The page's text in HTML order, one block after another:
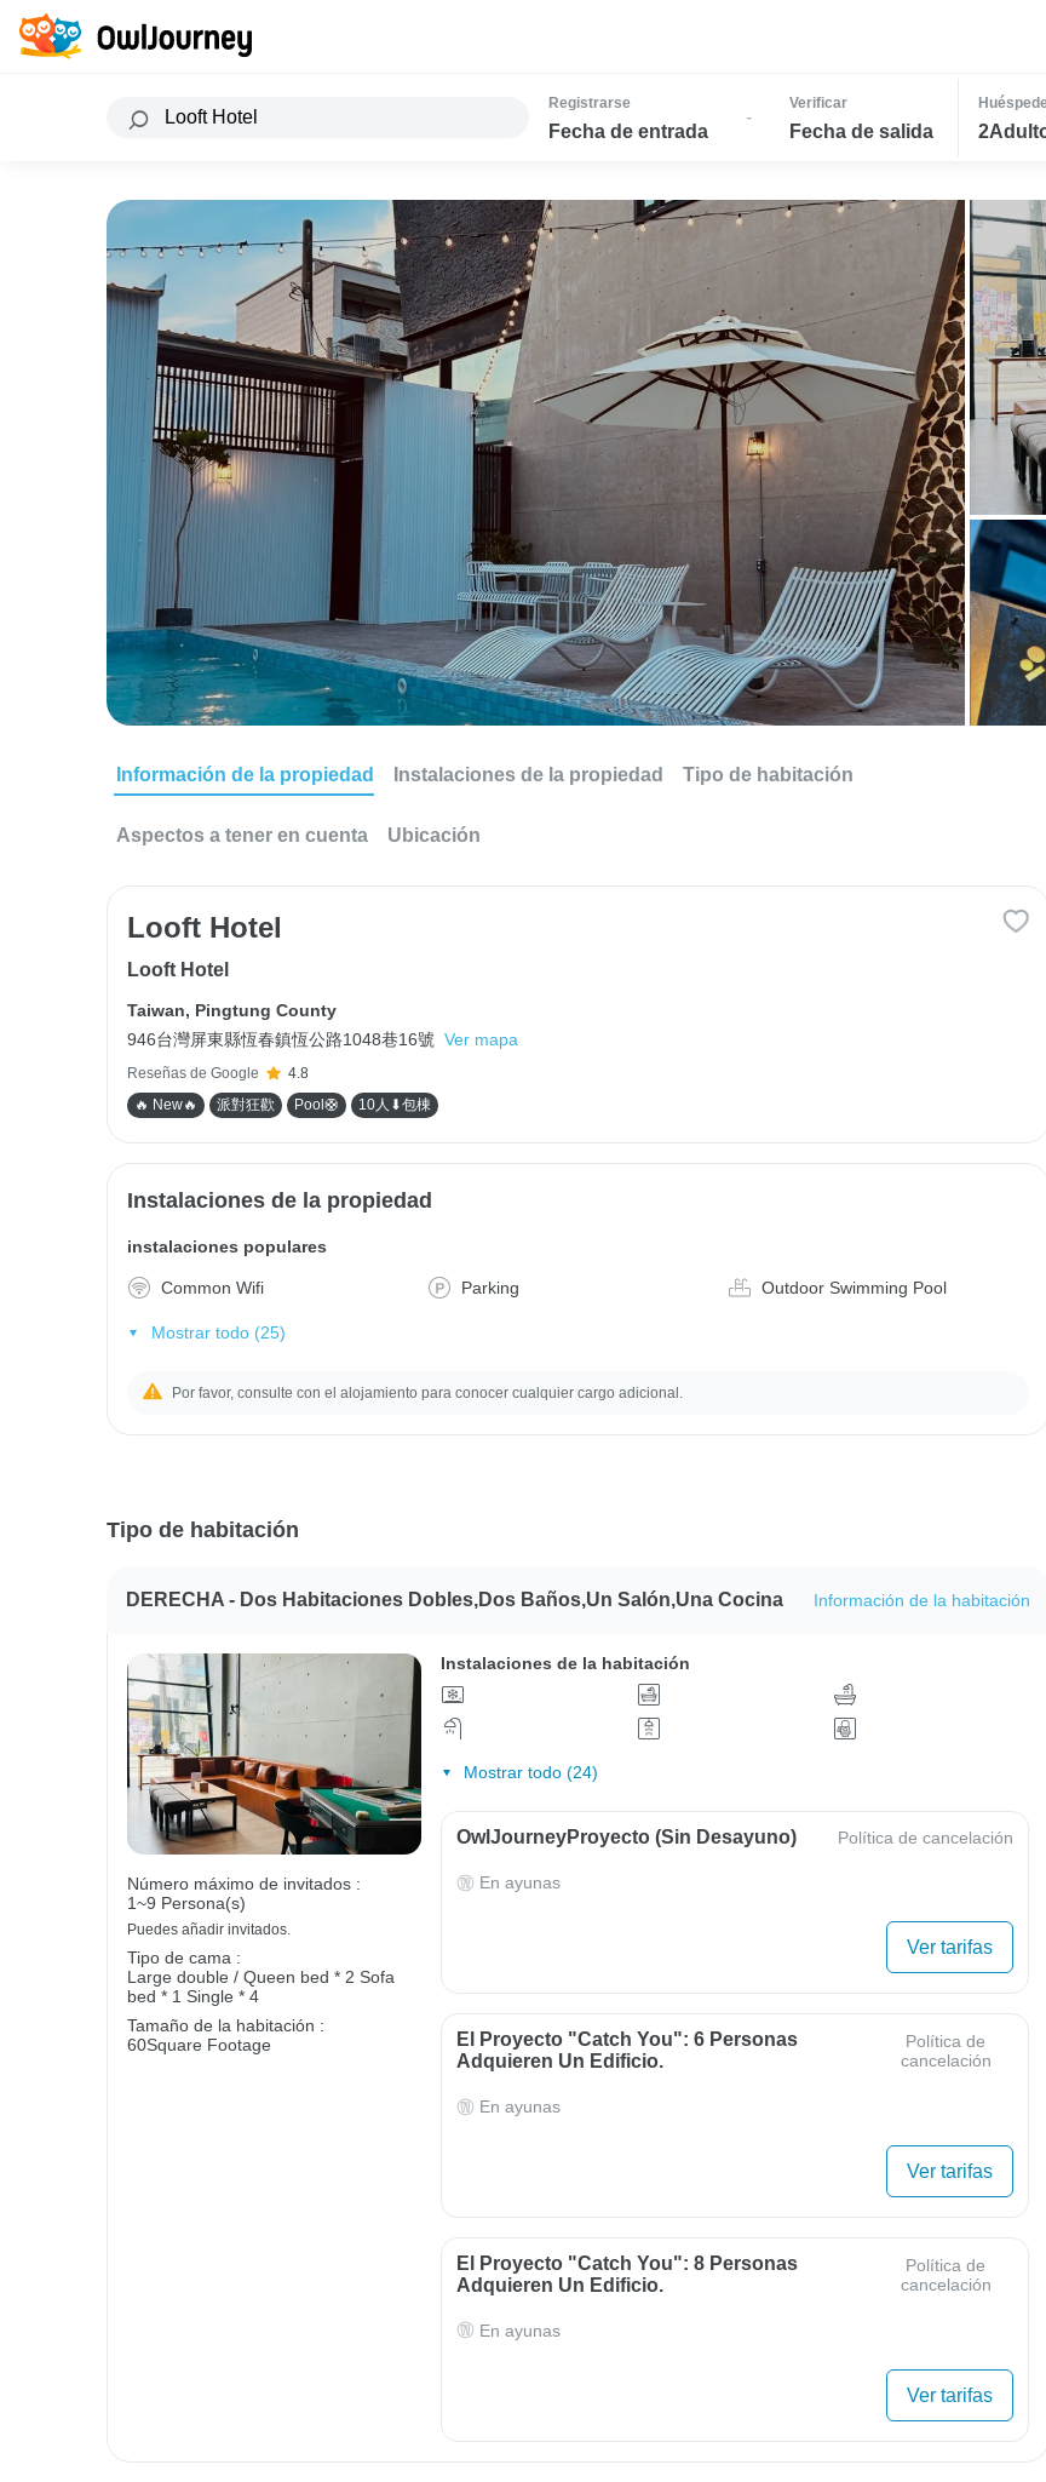
Registrarse
Fecha de entrada
-
Verificar
Fecha de salida
Información de la propiedad Instalaciones de la propiedad Tipo de habitación
Aspectos a tener en cuenta Ubicación
Looft Hotel
Looft Hotel
Taiwan, Pingtung County
946台灣屏東縣恆春鎮恆公路1048巷16號 Ver mapa
Reseñas de Google
4.8
🔥 New🔥
派對狂歡 Pool🛟 10人⬇包棟
Instalaciones de la propiedad
instalaciones populares
Common Wifi Parking Outdoor Swimming Pool
Mostrar todo (25)
Por favor, consulte con el alojamiento para conocer cualquier cargo adicional.
Tipo de habitación
DERECHA - Dos Habitaciones Dobles,Dos Baños,Un Salón,Una Cocina Información de la habitación
Número máximo de invitados :
1~9 Persona(s)
Puedes añadir invitados.
Tipo de cama :
Large double / Queen bed * 2 Sofa
bed * 1 Single * 4
Tamaño de la habitación :
60Square Footage
Instalaciones de la habitación
Mostrar todo (24)
OwlJourneyProyecto (sin Desayuno) Política de cancelación
En ayunas
Ver tarifas
El Proyecto "Catch You": 6 Personas
Adquieren Un Edificio.
Política de
cancelación
En ayunas
Ver tarifas
El Proyecto "Catch You": 8 Personas
Adquieren Un Edificio.
Política de
cancelación
En ayunas
Ver tarifas